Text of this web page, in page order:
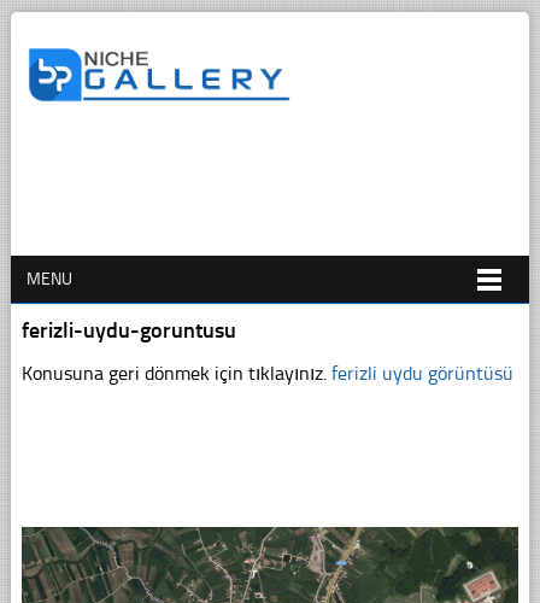
MENU
ferizli-uydu-goruntusu
Konusuna geri dönmek için tıklayınız. ferizli uydu görüntüsü